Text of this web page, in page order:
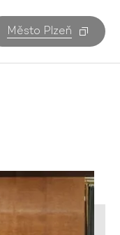
Město Plzeň